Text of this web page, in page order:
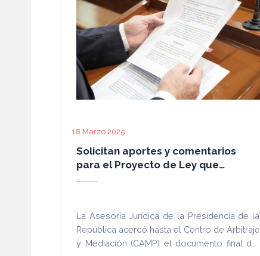
18 Marzo 2025
Solicitan aportes y comentarios
para el Proyecto de Ley que
moderniza la Ley 1879/02 de
La Asesoría Jurídica de la Presidencia de la
República acercó hasta el Centro de Arbitraje
y Mediación (CAMP) el documento final del